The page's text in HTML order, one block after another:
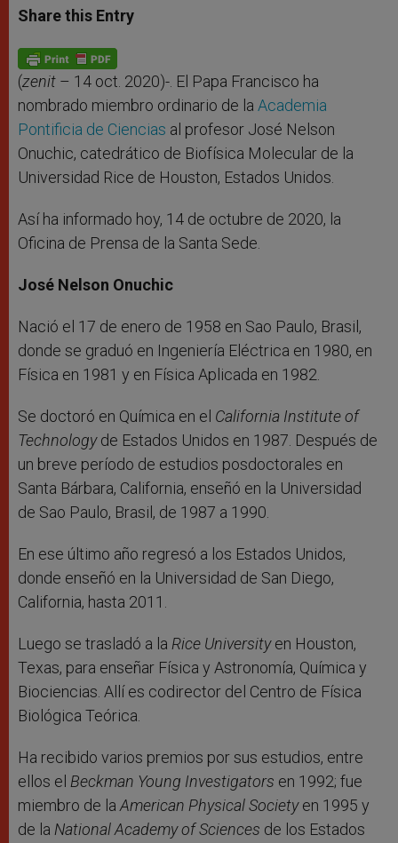
t
s
p
p
s
e
g
e
r
e
b
o
k
Share this Entry
(zenit – 14 oct. 2020)-. El Papa Francisco ha
nombrado miembro ordinario de la Academia
Pontificia de Ciencias al profesor José Nelson
Onuchic, catedrático de Biofísica Molecular de la
Universidad Rice de Houston, Estados Unidos.
Así ha informado hoy, 14 de octubre de 2020, la
Oficina de Prensa de la Santa Sede.
José Nelson Onuchic
Nació el 17 de enero de 1958 en Sao Paulo, Brasil,
donde se graduó en Ingeniería Eléctrica en 1980, en
Física en 1981 y en Física Aplicada en 1982.
Se doctoró en Química en el California Institute of
Technologyde Estados Unidos en 1987. Después de
un breve período de estudios posdoctorales en
Santa Bárbara, California, enseñó en la Universidad
de Sao Paulo, Brasil, de 1987 a 1990.
En ese último año regresó a los Estados Unidos,
donde enseñó en la Universidad de San Diego,
California, hasta 2011.
Luego se trasladó a la Rice Universityen Houston,
Texas, para enseñar Física y Astronomía, Química y
Biociencias. Allí es codirector del Centro de Física
Biológica Teórica.
Ha recibido varios premios por sus estudios, entre
ellos el Beckman Young Investigators en 1992; fue
miembro de laAmerican Physical Societyen 1995 y
de la National Academy of Sciences de los Estados